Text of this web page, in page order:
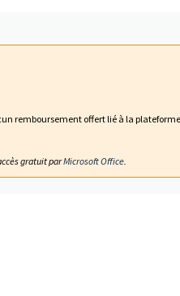
remboursement offert lié à la
gratuit parMicrosoft Office.